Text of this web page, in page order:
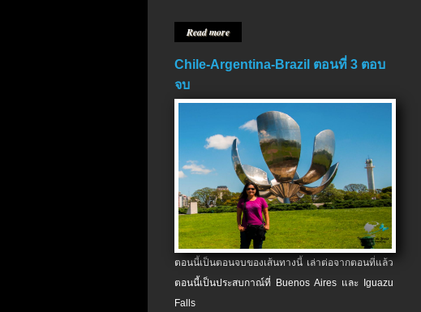
Read more
Chile-Argentina-Brazil ตอนที่ 3 ตอบ
จบ
ตอนนี้เป็นตอนจบของเส้นทางนี้ เล่าต่อจากตอนที่แล้ว
ตอนนี้เป็นประสบกาณ์ที่ Buenos Aires และ Iguazu
Falls